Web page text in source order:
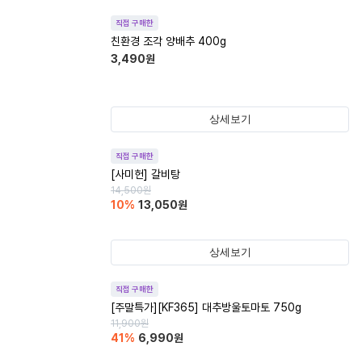
직접 구매한
친환경 조각 양배추 400g
3,490원
상세보기
직접 구매한
[사미헌] 갈비탕
14,500원
10% 13,050원
상세보기
직접 구매한
[주말특가][KF365] 대추방울토마토 750g
11,900원
41 % 6,990원